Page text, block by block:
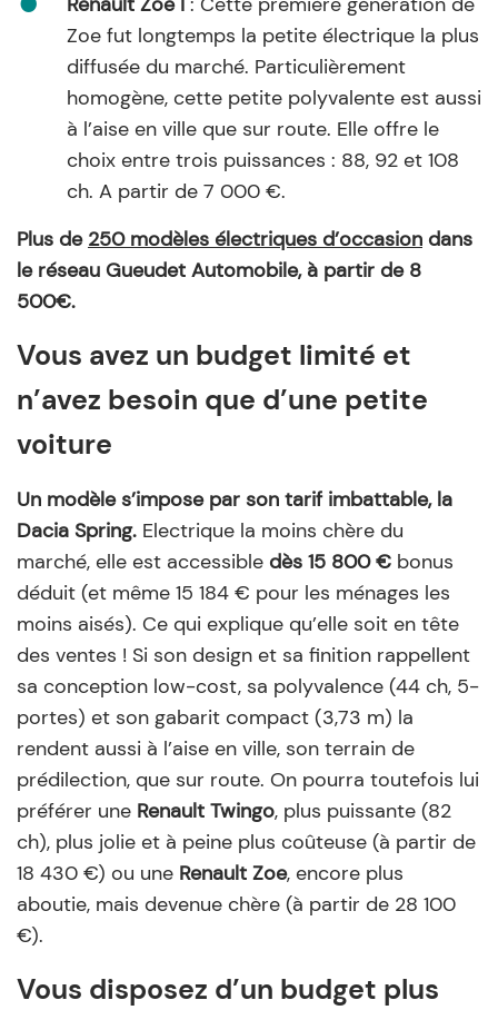
Zoe fut longtemps la petite électrique la plus
diffusée du marché. Particulièrement
homogène, cette petite polyvalente est aussi
à l’aise en ville que sur route. Elle offre le
choix entre trois puissances : 88, 92 et 108
ch. A partir de 7 000 €.
Plus de 250 modèles électriques d’occasion dans
le réseau Gueudet Automobile, à partir de 8
500€.
Vous avez un budget limité et
n’avez besoin que d’une petite
voiture
Un modèle s’impose par son tarif imbattable, la
Dacia Spring. Electrique la moins chère du
marché, elle est accessible dès 15 800 € bonus
déduit (et même 15 184 € pour les ménages les
moins aisés). Ce qui explique qu’elle soit en tête
des ventes ! Si son design et sa finition rappellent
sa conception low-cost, sa polyvalence (44 ch, 5-
portes) et son gabarit compact (3,73 m) la
rendent aussi à l’aise en ville, son terrain de
prédilection, que sur route. On pourra toutefois lui
préférer une Renault Twingo, plus puissante (82
ch), plus jolie et à peine plus coûteuse (à partir de
18 430 €) ou une Renault Zoe, encore plus
aboutie, mais devenue chère (à partir de 28 100
€).
Vous disposez d’un budget plus